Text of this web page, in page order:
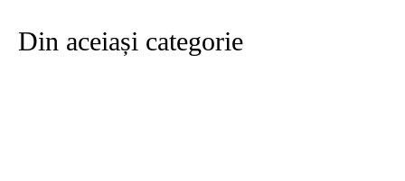
Din aceiași categorie